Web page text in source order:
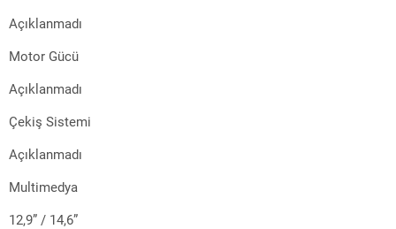
Açıklanmadı
Motor Gücü
Açıklanmadı
Çekiş Sistemi
Açıklanmadı
Multimedya
12,9” / 14,6”